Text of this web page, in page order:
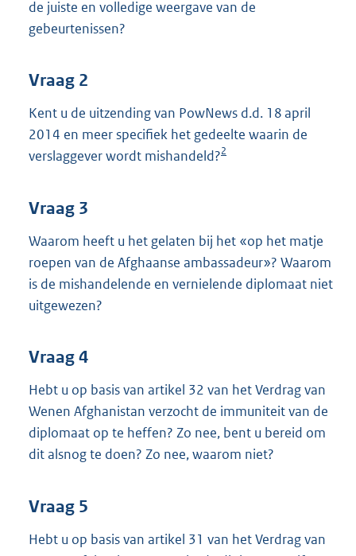
de juiste en volledige weergave van de
gebeurtenissen?
Vraag 2
Kent u de uitzending van PowNews d.d. 18 april
2014 en meer specifiek het gedeelte waarin de
verslaggever wordt mishandeld?2
Vraag 3
Waarom heeft u het gelaten bij het «op het matje
roepen van de Afghaanse ambassadeur»? Waarom
is de mishandelende en vernielende diplomaat niet
uitgewezen?
Vraag 4
Hebt u op basis van artikel 32 van het Verdrag van
Wenen Afghanistan verzocht de immuniteit van de
diplomaat op te heffen? Zo nee, bent u bereid om
dit alsnog te doen? Zo nee, waarom niet?
Vraag 5
Hebt u op basis van artikel 31 van het Verdrag van